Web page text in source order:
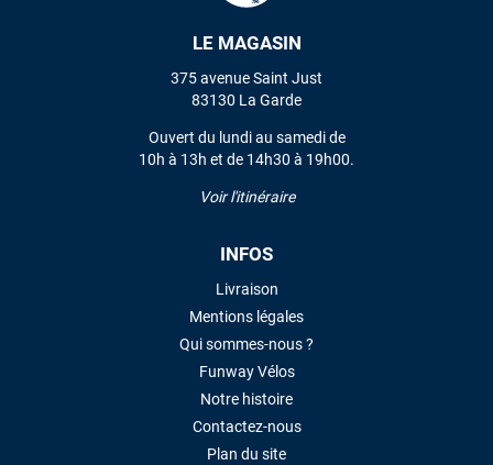
LE MAGASIN
375 avenue Saint Just
83130 La Garde
Ouvert du lundi au samedi de
10h à 13h et de 14h30 à 19h00.
Voir l'itinéraire
INFOS
Livraison
Mentions légales
Qui sommes-nous ?
Funway Vélos
Notre histoire
Contactez-nous
Plan du site
VOIR TOUS LES AVIS
LAISSER UN AVIS